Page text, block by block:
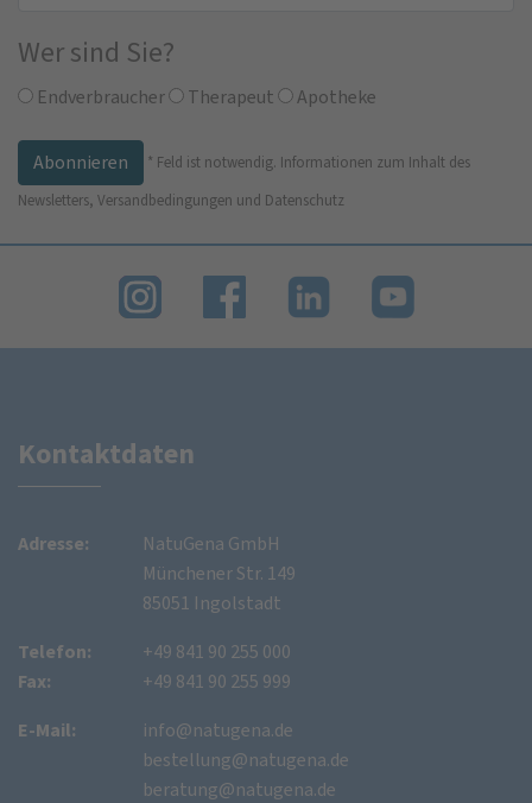
Wer sind Sie?
Endverbraucher Therapeut Apotheke
* Feld ist notwendig. Informationen zum Inhalt des
Newsletters, Versandbedingungen und Datenschutz
Kontaktdaten
Adresse:
NatuGena GmbH
Münchener Str. 149
85051 Ingolstadt
Telefon:
Fax:
+49 841 90 255 000
+49 841 90 255 999
E-Mail:
info@natugena.de
bestellung@natugena.de
beratung@natugena.de